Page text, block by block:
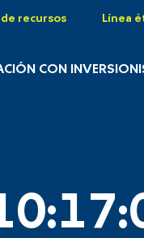
recursos Línea
CON